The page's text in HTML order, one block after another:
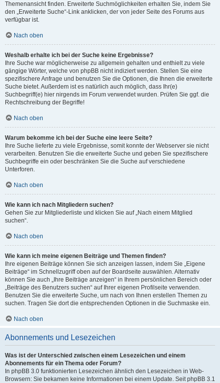
Themenansicht finden. Erweiterte Suchmöglichkeiten erhalten Sie, indem Sie
den „Erweiterte Suche“-Link anklicken, der von jeder Seite des Forums aus
verfügbar ist.
Nach oben
Weshalb erhalte ich bei der Suche keine Ergebnisse?
Ihre Suche war möglicherweise zu allgemein gehalten und enthielt zu viele
gängige Wörter, welche von phpBB nicht indiziert werden. Stellen Sie eine
spezifischere Anfrage und benutzen Sie die Optionen, die Ihnen die erweiterte
Suche bietet. Außerdem ist es natürlich auch möglich, dass Ihr(e)
Suchbegriff(e) hier nirgends im Forum verwendet wurden. Prüfen Sie ggf. die
Rechtschreibung der Begriffe!
Nach oben
Warum bekomme ich bei der Suche eine leere Seite?
Ihre Suche lieferte zu viele Ergebnisse, somit konnte der Webserver sie nicht
verarbeiten. Benutzen Sie die erweiterte Suche und geben Sie spezifischere
Suchbegriffe ein oder beschränken Sie die Suche auf verschiedene
Unterforen.
Nach oben
Wie kann ich nach Mitgliedern suchen?
Gehen Sie zur Mitgliederliste und klicken Sie auf „Nach einem Mitglied
suchen“.
Nach oben
Wie kann ich meine eigenen Beiträge und Themen finden?
Ihre eigenen Beiträge können Sie sich anzeigen lassen, indem Sie „Eigene
Beiträge“ im Schnellzugriff oben auf der Boardseite auswählen. Alternativ
können Sie auch „Ihre Beiträge anzeigen“ in Ihrem persönlichen Bereich oder
„Beiträge des Benutzers suchen“ auf Ihrer eigenen Profilseite verwenden.
Benutzen Sie die erweiterte Suche, um nach von Ihnen erstellen Themen zu
suchen. Tragen Sie dort die entsprechenden Optionen in die Suchmaske ein.
Nach oben
Abonnements und Lesezeichen
Was ist der Unterschied zwischen einem Lesezeichen und einem
Abonnements für ein Thema oder Forum?
In phpBB 3.0 funktionierten Lesezeichen ähnlich den Lesezeichen in Web-
Browsern: Sie bekamen keine Informationen bei einem Update. Seit phpBB 3.1